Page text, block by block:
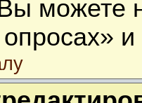
можете
и